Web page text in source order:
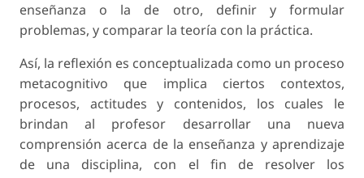
enseñanza o la de otro, definir y formular
problemas, y comparar la teoría con la práctica.
Así, la reflexión es conceptualizada como un proceso
metacognitivo que implica ciertos contextos,
procesos, actitudes y contenidos, los cuales le
brindan al profesor desarrollar una nueva
comprensión acerca de la enseñanza y aprendizaje
de una disciplina, con el fin de resolver los